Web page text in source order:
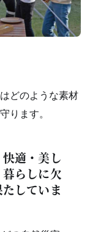
どのような素材
ります。
適・美し
らしに欠
していま